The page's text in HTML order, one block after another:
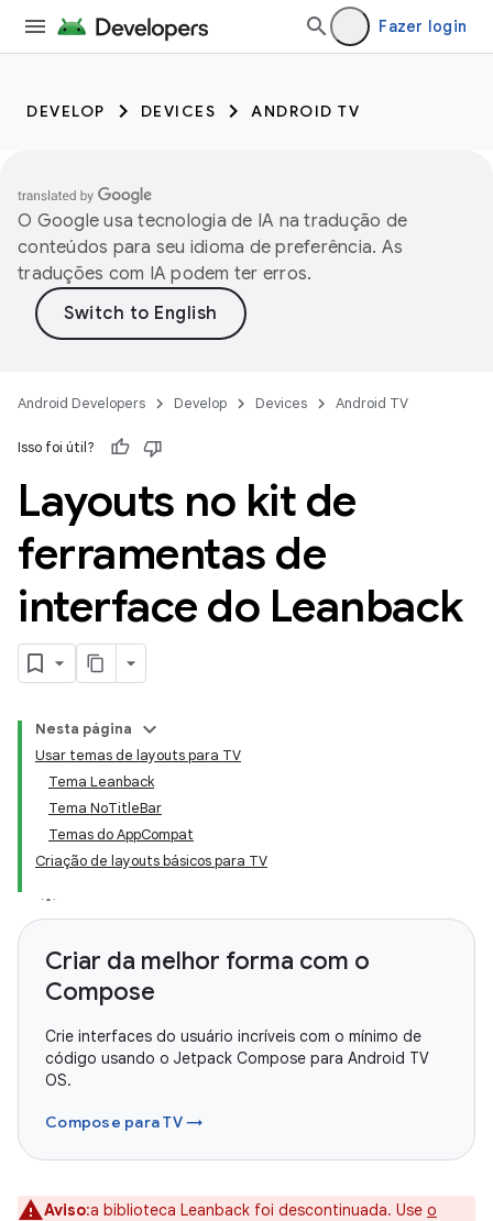
Fazer login
DEVELOP DEVICES ANDROID TV
O Google usa tecnologia de IA na tradução de
conteúdos para seu idioma de preferência. As
traduções com IA podem ter erros.
Android Developers Develop Devices Android TV
Isso foi útil?
Layouts no kit de
ferramentas de
interface do Leanback
Nesta página
Usar temas de layouts para TV
Tema Leanback
Tema NoTitleBar
Temas do AppCompat
Criação de layouts básicos para TV
Criar da melhor forma com o
Compose
Crie interfaces do usuário incríveis com o mínimo de
código usando o Jetpack Compose para Android TV
OS.
Compose para TV →
Aviso:a biblioteca Leanback foi descontinuada. Use o